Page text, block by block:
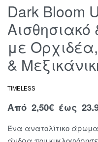
Dark Bloom
με
&
TIMELESS
Από 2,50€ έως
Ένα ανατολίτικο